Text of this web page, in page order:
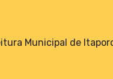
Municipal de